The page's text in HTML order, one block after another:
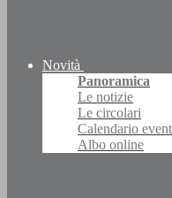
Novità
Panoramica
Le notizie
Le circolari
Calendario
Albo online